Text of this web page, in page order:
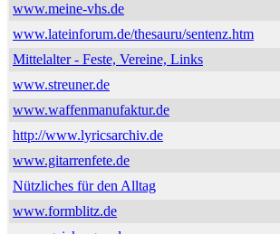
www.meine-vhs.de
www.lateinforum.de/thesauru/sentenz.htm
Mittelalter - Feste, Vereine, Links
www.streuner.de
www.waffenmanufaktur.de
http://www.lyricsarchiv.de
www.gitarrenfete.de
Nützliches für den Alltag
www.formblitz.de